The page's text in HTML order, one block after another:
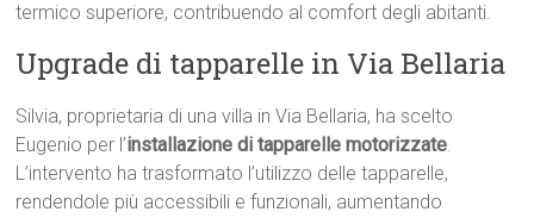
termico superiore, contribuendo al comfort degli abitanti.
Upgrade di tapparelle in Via Bellaria
Silvia, proprietaria di una villa in Via Bellaria, ha scelto
Eugenio per l’installazione di tapparelle motorizzate.
L’intervento ha trasformato l’utilizzo delle tapparelle,
rendendole più accessibili e funzionali, aumentando